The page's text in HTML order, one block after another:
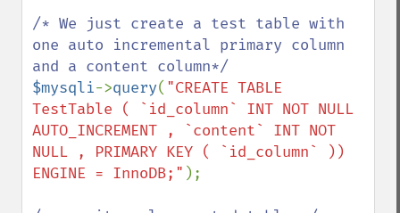
/* We just create a test table with
one auto incremental primary column
$mysqli->query( "CREATE TABLE
TestTable ( `id_column` INT NOT NULL
AUTO_INCREMENT , `content` INT NOT
NULL , PRIMARY KEY ( `id_column` ))
ENGINE = InnoDB;" );